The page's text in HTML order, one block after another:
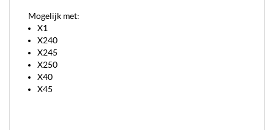
Mogelijk met:
X1
X240
X245
X250
X40
X45